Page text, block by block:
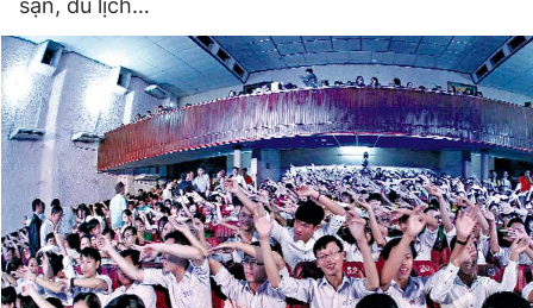
sạn, du lịch…